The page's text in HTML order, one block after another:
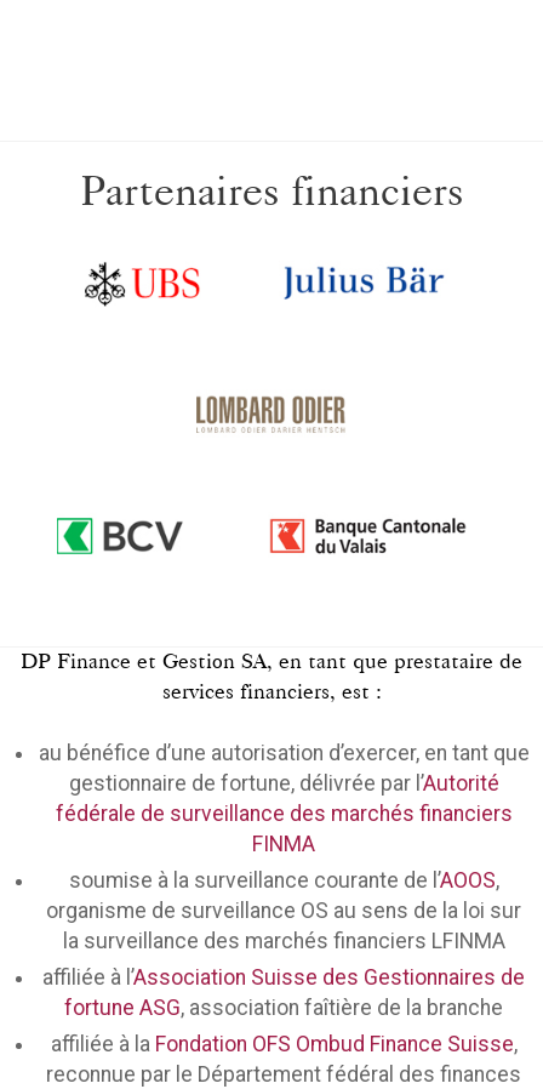
Partenaires financiers
DP Finance et Gestion SA, en tant que prestataire de
services financiers, est :
au bénéfice d’une autorisation d’exercer, en tant que
gestionnaire de fortune, délivrée par l’Autorité
fédérale de surveillance des marchés financiers
FINMA
soumise à la surveillance courante de l’AOOS,
organisme de surveillance OS au sens de la loi sur
la surveillance des marchés financiers LFINMA
affiliée à l’Association Suisse des Gestionnaires de
fortune ASG, association faîtière de la branche
affiliée à la Fondation OFS Ombud Finance Suisse,
reconnue par le Département fédéral des finances